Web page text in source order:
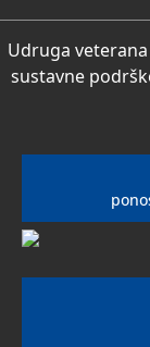
Udruga
sustavne